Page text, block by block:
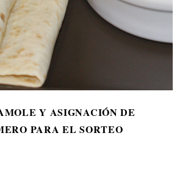
Y ASIGNACIÓN DE
PARA EL SORTEO